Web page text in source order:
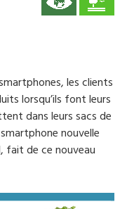
les clients
lorsqu’ils font leurs
dans leurs sacs de
nouvelle
fait de ce nouveau